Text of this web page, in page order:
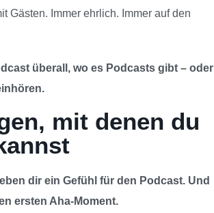
Gästen. Immer ehrlich. Immer auf den
überall, wo es Podcasts gibt – oder
mit denen du
dir ein Gefühl für den Podcast. Und
ersten Aha-Moment.